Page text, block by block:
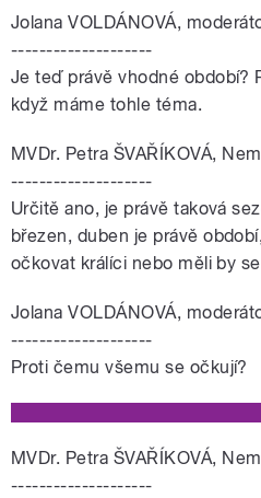
Jolana VOLDÁNOVÁ,
--------------------
Je teď právě vhodné období?
když máme tohle téma.
MVDr. Petra ŠVAŘÍKOVÁ,
--------------------
Určitě ano, je právě taková
březen, duben je právě
očkovat králíci nebo měli by
Jolana VOLDÁNOVÁ,
--------------------
Proti čemu všemu se očkují?
MVDr. Petra ŠVAŘÍKOVÁ,
--------------------